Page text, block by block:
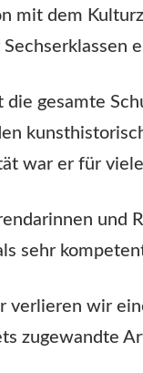
mit dem
die gesamte
war er für
und
sehr
verlieren wir
zugewandte